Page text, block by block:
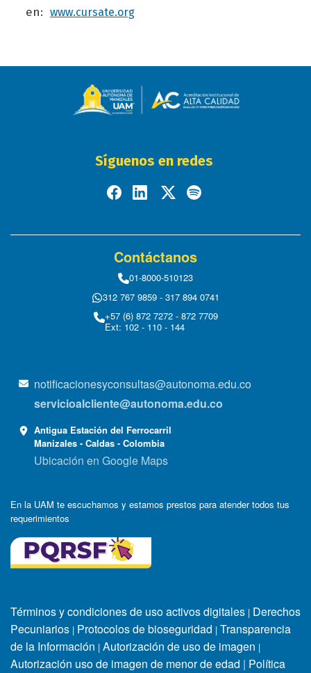
en: www.cursate.org
Síguenos en redes
Contáctanos
01-8000-510123
312 767 9859 - 317 894 0741
+57 (6) 872 7272 - 872 7709
Ext: 102 - 110 - 144
notificacionesyconsultas@autonoma.edu.co
servicioalcliente@autonoma.edu.co
Antigua Estación del Ferrocarril
Manizales - Caldas - Colombia
Ubicación en Google Maps
En la UAM te escuchamos y estamos prestos para atender todos tus
requerimientos
Términos y condiciones de uso activos digitales | Derechos
Pecuniarios | Protocolos de bioseguridad | Transparencia
de la Información | Autorización de uso de imagen |
Autorización uso de imagen de menor de edad | Política